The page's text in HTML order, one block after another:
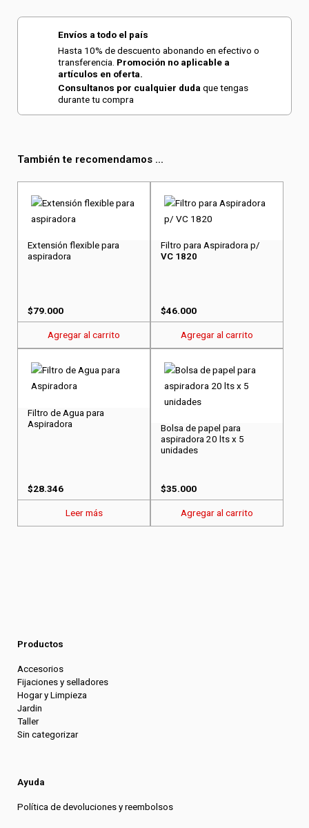
Envíos a todo el país
Hasta 10% de descuento abonando en efectivo o
transferencia. Promoción no aplicable a
artículos en oferta.
Consultanos por cualquier duda que tengas
durante tu compra
También te recomendamos ...
Extensión flexible para
aspiradora
$79.000
Agregar al carrito
Filtro para Aspiradora p/
VC 1820
$46.000
Agregar al carrito
Filtro de Agua para
Aspiradora
$28.346
Leer más
Bolsa de papel para
aspiradora 20 lts x 5
unidades
$35.000
Agregar al carrito
Productos
Accesorios
Fijaciones y selladores
Hogar y Limpieza
Jardin
Taller
Sin categorizar
Ayuda
Política de devoluciones y reembolsos